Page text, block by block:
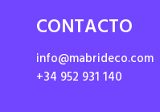
CONTACTO
info@mabrideco.com
+34 952 931 140